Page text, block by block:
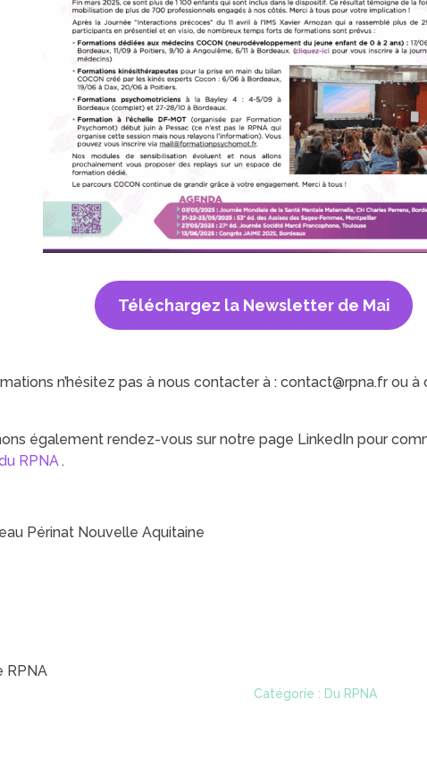
Téléchargez la Newsletter de Mai
n’hésitez pas à nous contacter à : contact@rpna.fr ou
également rendez-vous sur notre page LinkedIn pour
RPNA.
Périnat Nouvelle Aquitaine
RPNA
Catégorie : Du RPNA